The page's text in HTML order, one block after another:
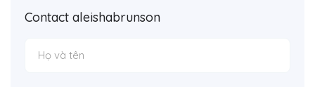
Contact aleishabrunson